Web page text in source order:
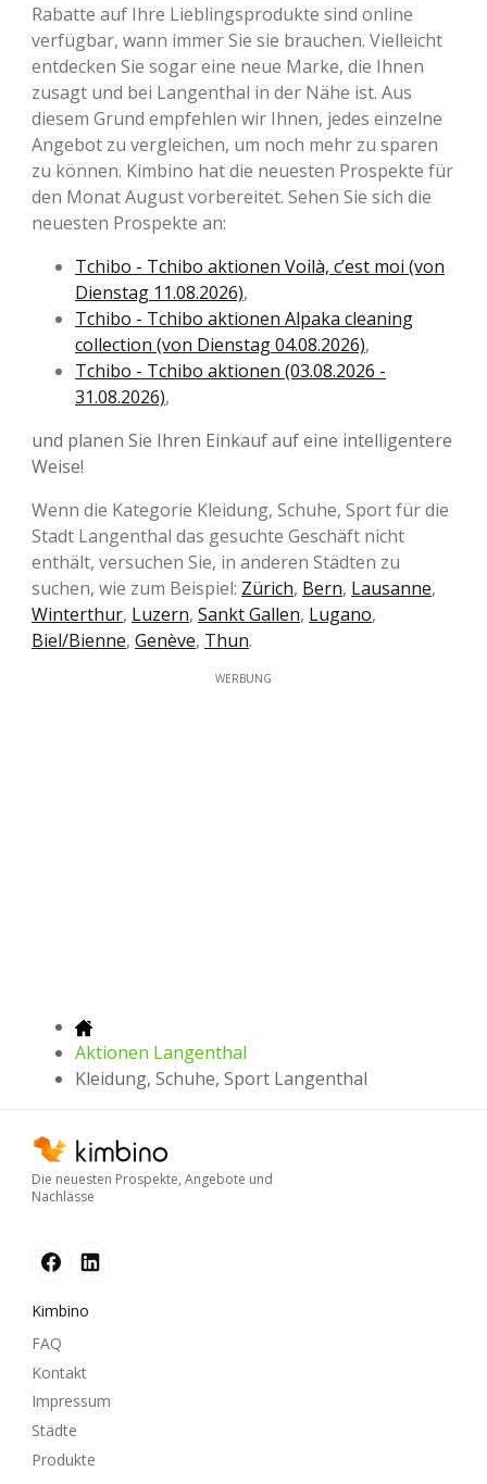
Rabatte auf Ihre Lieblingsprodukte sind online
verfügbar, wann immer Sie sie brauchen. Vielleicht
entdecken Sie sogar eine neue Marke, die Ihnen
zusagt und bei Langenthal in der Nähe ist. Aus
diesem Grund empfehlen wir Ihnen, jedes einzelne
Angebot zu vergleichen, um noch mehr zu sparen
zu können. Kimbino hat die neuesten Prospekte für
den Monat August vorbereitet. Sehen Sie sich die
neuesten Prospekte an:
Tchibo - Tchibo aktionen Voilà, c’est moi (von
Dienstag 11.08.2026),
Tchibo - Tchibo aktionen Alpaka cleaning
collection (von Dienstag 04.08.2026),
Tchibo - Tchibo aktionen (03.08.2026 -
31.08.2026),
und planen Sie Ihren Einkauf auf eine intelligentere
Weise!
Wenn die Kategorie Kleidung, Schuhe, Sport für die
Stadt Langenthal das gesuchte Geschäft nicht
enthält, versuchen Sie, in anderen Städten zu
suchen, wie zum Beispiel: Zürich, Bern, Lausanne,
Winterthur, Luzern, Sankt Gallen, Lugano,
Biel/Bienne, Genève, Thun.
WERBUNG
Aktionen Langenthal
Kleidung, Schuhe, Sport Langenthal
Die neuesten Prospekte, Angebote und
Nachlässe
Kimbino
FAQ
Kontakt
Impressum
Städte
Produkte